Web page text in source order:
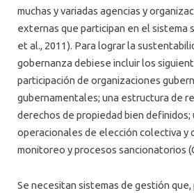
muchas y variadas agencias y
externas que participan en el sistema
et al., 2011). Para lograr la
gobernanza debiese incluir los
participación de organizaciones
gubernamentales; una estructura de
derechos de propiedad bien
operacionales de elección colectiva y
monitoreo y procesos sancionatorios
Se necesitan sistemas de gestión que,